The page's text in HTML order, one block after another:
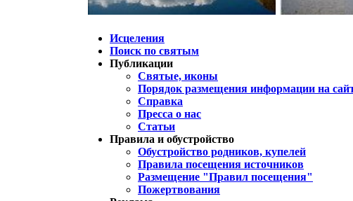
Исцеления
Поиск по святым
Публикации
Святые, иконы
Порядок размещения информации на
Справка
Пресса о нас
Статьи
Правила и обустройство
Обустройство родников, купелей
Правила посещения источников
Размещение "Правил посещения"
Пожертвования